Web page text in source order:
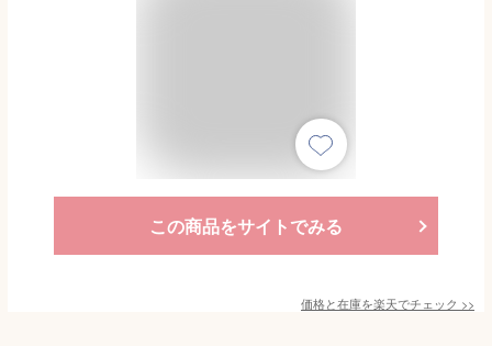
この商品をサイトでみる
価格と在庫を楽天でチェック >>